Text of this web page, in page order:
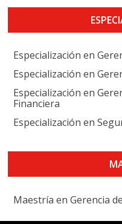
Especialización en
Especialización en
Especialización en
Financiera
Especialización en
Maestría en Gerencia